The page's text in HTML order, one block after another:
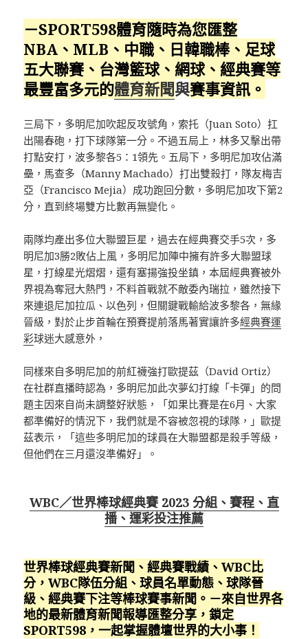
－SPORT598體育隨時為您匯整
NBA、MLB、中職、日韓職棒、足球
五大聯賽、台灣籃球、網球、經典賽等
最豐富多元的體育新聞與賽事資訊。
三局下，多明尼加吹起反攻號角，索托（Juan Soto）扛
出陽春砲，打下球隊第一分。不過五局上，林多又擊出帶
打點安打，波多黎各5：1領先。五局下，多明尼加攻佔滿
壘，馬查多（Manny Machado）打出雙殺打，隊友梅吉
亞（Francisco Mejia）成功跑回分數，多明尼加攻下第2
分，直到終場雙方比數再無變化。
兩隊均產出多位大聯盟巨星，過去在經典賽交手5次，多
明尼加3勝2敗佔上風，多明尼加陣中擁有許多大聯盟球
星，打線星光熠熠，還有塞揚強投坐鎮，本屆經典賽被外
界視為奪冠大熱門，不料首戰就不敵委內瑞拉，雖然接下
來連退尼加拉瓜、以色列，但關鍵戰輸給波多黎各，無緣
晉級，對於止步首輪在預賽提前落馬著實讓許多經典賽運
彩球迷大感意外，
同樣來自多明尼加的前紅襪強打歐提茲（David Ortiz）
在社群直播時認為，多明尼加此次夢幻打線「卡彈」的問
題主因來自尚未調整好狀態，「如果比賽是在6月、大家
都準備好的情況下，我們就是不容被忽視的球隊，」歐提
茲表示，「這些多明尼加的球員在大聯盟都是殺手等級，
但他們在三月還沒準備好」。
WBC／世界棒球經典賽 2023 分組、賽程、直
播、運彩投注推薦
世界棒球經典賽新聞、經典賽戰績、WBC比
分，WBC隊伍分組、球員名單動態、球隊晉
級、經典賽下注等棒球賽事新聞。－來自世界各
地的最新體育新聞報導匯整分享，鎖定
SPORT598，一起掌握體壇世界的大小事！